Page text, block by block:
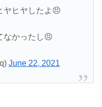
ヤヒヤしたよ😣
なかったし😣
June 22, 2021